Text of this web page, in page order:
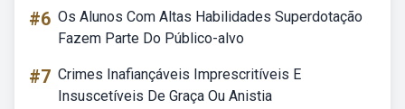
#6 Os Alunos Com Altas Habilidades Superdotação
Fazem Parte Do Público-alvo
#7 Crimes Inafiançáveis Imprescritíveis E
Insuscetíveis De Graça Ou Anistia